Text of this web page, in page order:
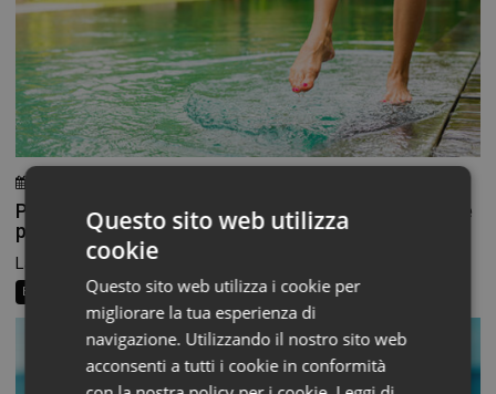
Piedi morbidi e talloni levigati: la beauty routine che
parte dal basso
La routine di bellezza non finisce alle caviglie, eppure...
Beauty News Consigli al banco Farma Social Connect
Questo sito web utilizza
cookie
Questo sito web utilizza i cookie per
migliorare la tua esperienza di
navigazione. Utilizzando il nostro sito web
acconsenti a tutti i cookie in conformità